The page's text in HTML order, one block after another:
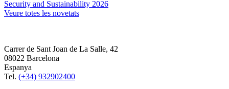
Security and Sustainability 2026
Veure totes les novetats
Carrer de Sant Joan de La Salle, 42
08022 Barcelona
Espanya
Tel. (+34) 932902400